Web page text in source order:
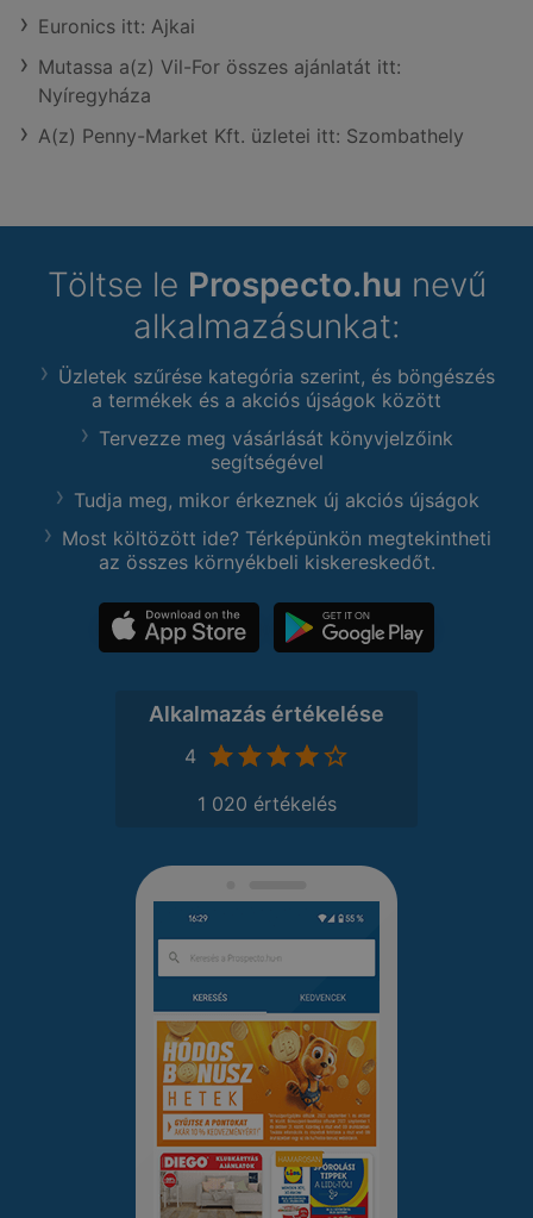
Euronics itt: Ajkai
Mutassa a(z) Vil-For összes ajánlatát itt:
Nyíregyháza
A(z) Penny-Market Kft. üzletei itt: Szombathely
Töltse le Prospecto.hu nevű
alkalmazásunkat:
Üzletek szűrése kategória szerint, és böngészés
a termékek és a akciós újságok között
Tervezze meg vásárlását könyvjelzőink
segítségével
Tudja meg, mikor érkeznek új akciós újságok
Most költözött ide? Térképünkön megtekintheti
az összes környékbeli kiskereskedőt.
Alkalmazás értékelése
4
1 020 értékelés